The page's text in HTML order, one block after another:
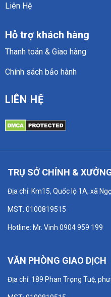
Liên Hệ
Hỗ trợ khách hàng
Thanh toán & Giao hàng
Chính sách bảo hành
LIÊN HỆ
TRỤ SỞ CHÍNH &
Địa chỉ: Km15, Quốc lộ 1A, xã
MST: 0100819515
Hotline: Mr. Vinh 0904 959 199
VĂN PHÒNG GIAO DỊCH
Địa chỉ: 189 Phan Trọng Tuệ,